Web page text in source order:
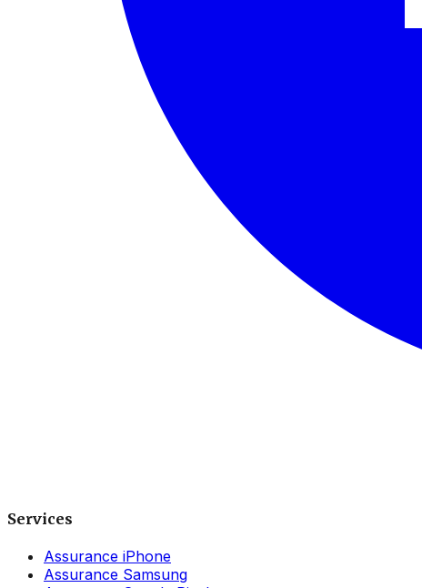
Services
Assurance iPhone
Assurance Samsung